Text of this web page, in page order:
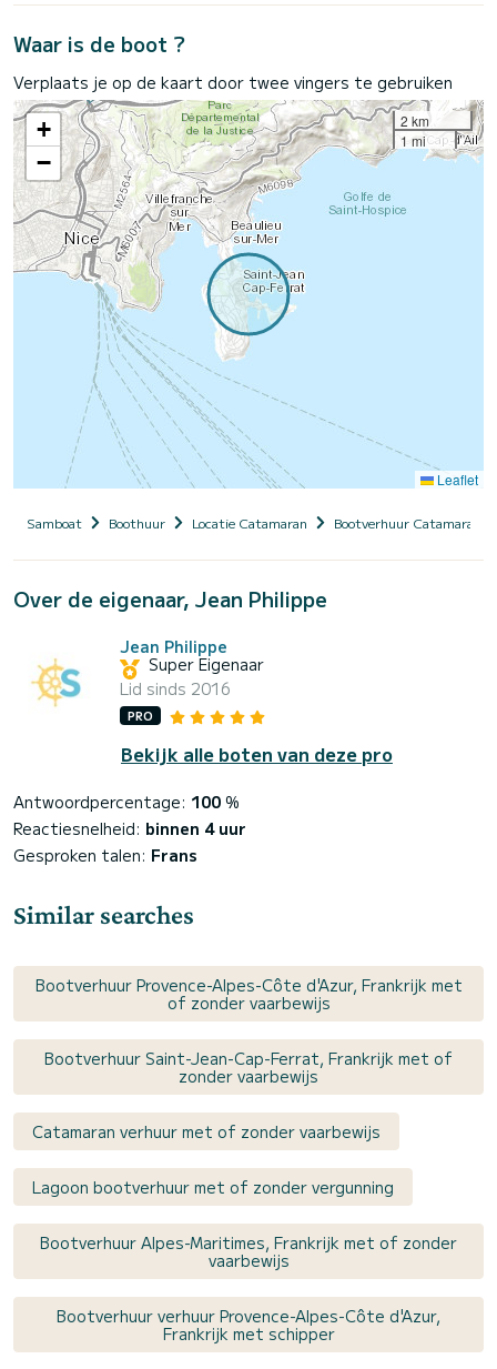
Waar is de boot ?
Verplaats je op de kaart door twee vingers te gebruiken
+
−
2 km
1 mi
Leaflet
Samboat Boothuur Locatie Catamaran Bootverhuur Catamaran
Over de eigenaar, Jean Philippe
Jean Philippe
Super Eigenaar
Lid sinds 2016
PRO
Bekijk alle boten van deze pro
Antwoordpercentage: 100 %
Reactiesnelheid: binnen 4 uur
Gesproken talen: Frans
Similar searches
Bootverhuur Provence-Alpes-Côte d'Azur, Frankrijk met
of zonder vaarbewijs
Bootverhuur Saint-Jean-Cap-Ferrat, Frankrijk met of
zonder vaarbewijs
Catamaran verhuur met of zonder vaarbewijs
Lagoon bootverhuur met of zonder vergunning
Bootverhuur Alpes-Maritimes, Frankrijk met of zonder
vaarbewijs
Bootverhuur verhuur Provence-Alpes-Côte d'Azur,
Frankrijk met schipper